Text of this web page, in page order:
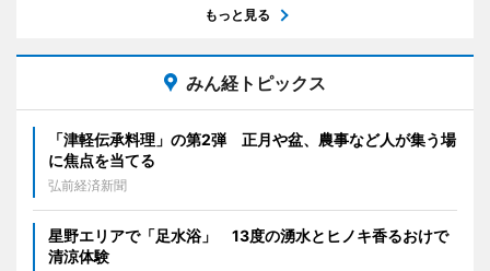
もっと見る
みん経トピックス
「津軽伝承料理」の第2弾 正月や盆、農事など人が集う場
に焦点を当てる
弘前経済新聞
星野エリアで「足水浴」 13度の湧水とヒノキ香るおけで
清涼体験